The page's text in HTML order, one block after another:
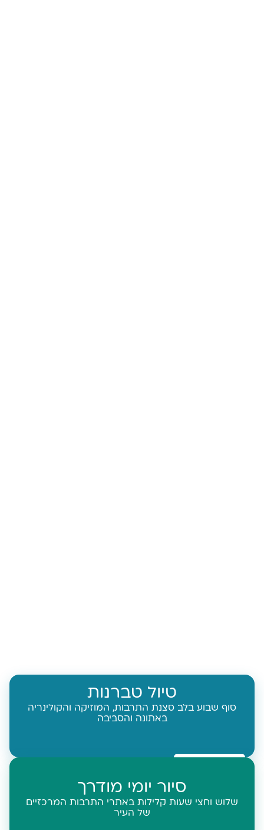
טיול טברנות
סוף שבוע בלב סצנת התרבות, המוזיקה והקולינריה
באתונה והסביבה
סיור יומי מודרך
שלוש וחצי שעות קלילות באתרי התרבות המרכזיים
של העיר